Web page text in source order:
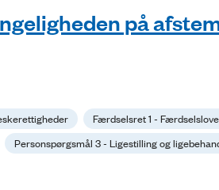
på
Færdselsret 1 -
Personspørgsmål 3 - Ligestilling og